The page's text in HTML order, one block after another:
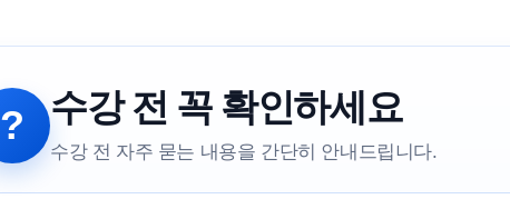
? 수강 전 꼭 확인하세요
수강 전 자주 묻는 내용을 간단히 안내드립니다.